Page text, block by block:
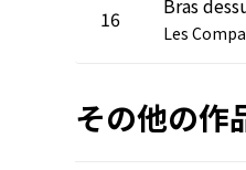
16
Les
その他の作